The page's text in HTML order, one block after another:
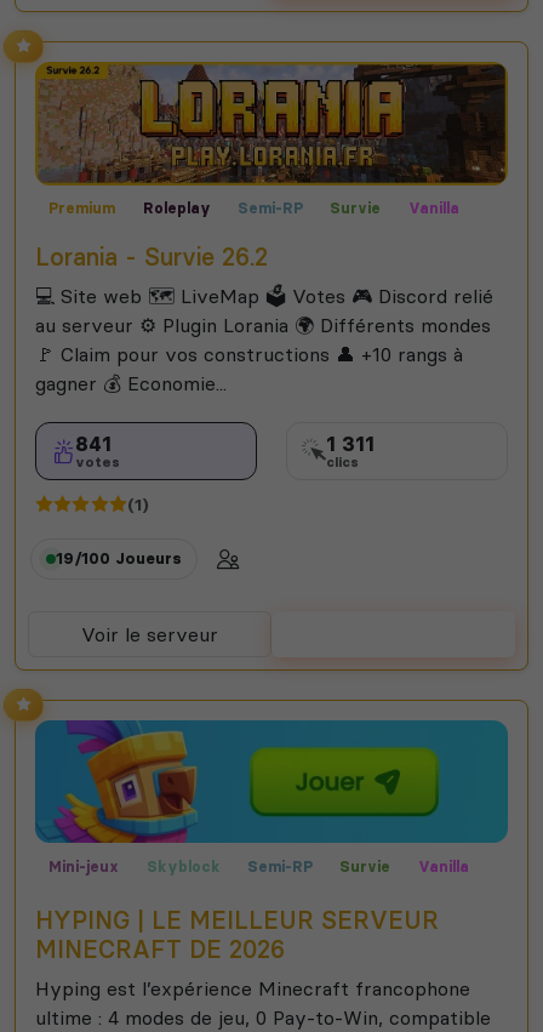
Premium Roleplay Semi-RP Survie Vanilla
Lorania - Survie 26.2
💻 Site web 🗺️ LiveMap 🗳️ Votes 🎮 Discord relié
au serveur ⚙️ Plugin Lorania 🌍 Différents mondes
🚩 Claim pour vos constructions 👤 +10 rangs à
gagner 💰 Economie...
841
votes
1 311
clics
(1)
19/100 Joueurs
Voir le serveur
Mini-jeux Skyblock Semi-RP Survie
Vanilla
Freebuild
HYPING | LE MEILLEUR SERVEUR
MINECRAFT DE 2026
Hyping est l’expérience Minecraft francophone
ultime : 4 modes de jeu, 0 Pay-to-Win, compatible